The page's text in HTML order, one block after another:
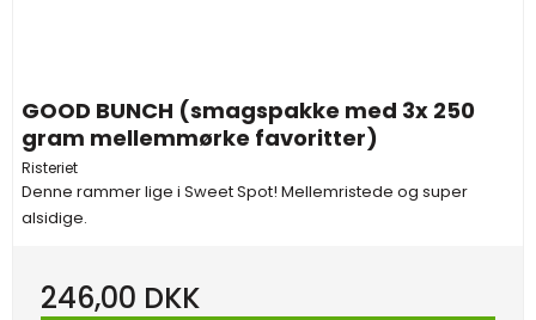
GOOD BUNCH (smagspakke med 3x 250
gram mellemmørke favoritter)
Risteriet
Denne rammer lige i Sweet Spot! Mellemristede og super
alsidige.
246,00 DKK